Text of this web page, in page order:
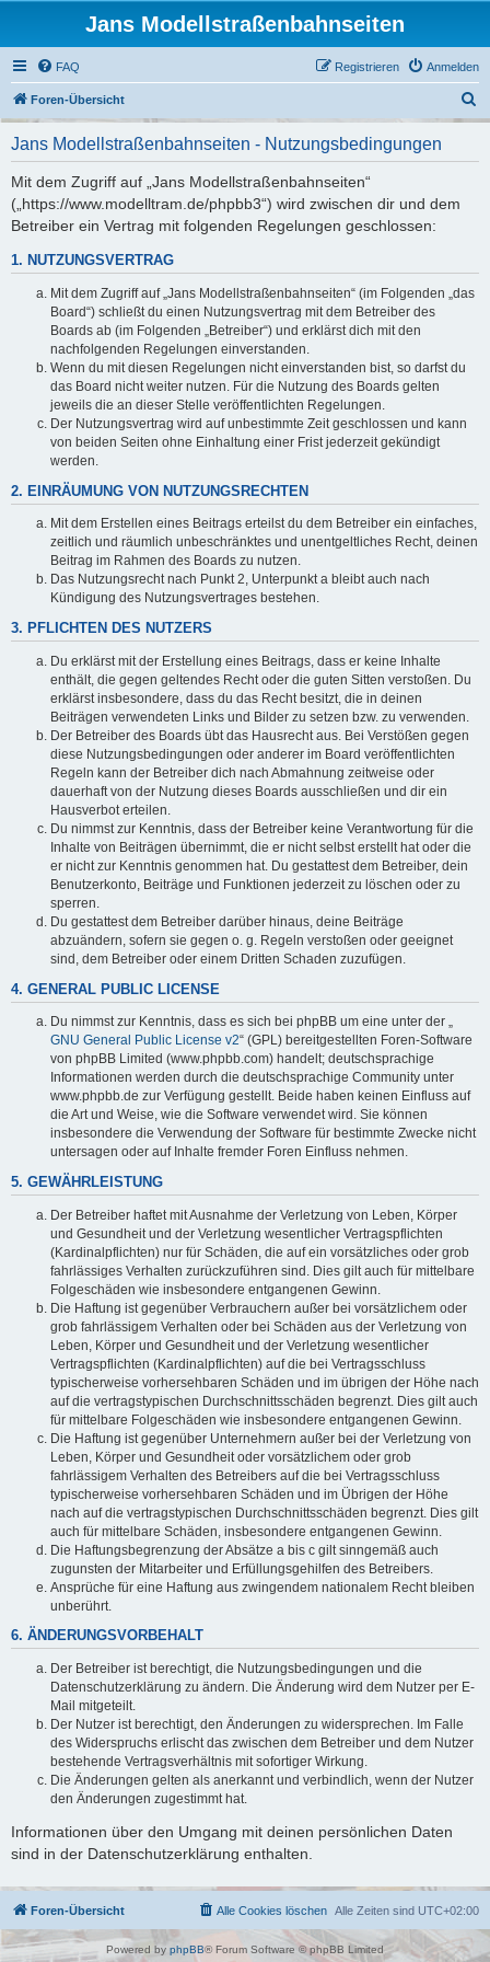
Jans Modellstraßenbahnseiten
FAQ Anmelden
Registrieren
Foren-Übersicht
u
Jans Modellstraßenbahnseiten - Nutzungsbedingungen
Mit dem Zugriff auf „Jans Modellstraßenbahnseiten“
(„https://www.modelltram.de/phpbb3“) wird zwischen dir und dem
Betreiber ein Vertrag mit folgenden Regelungen geschlossen:
1. NUTZUNGSVERTRAG
Mit dem Zugriff auf „Jans Modellstraßenbahnseiten“ (im Folgenden „das
Board“) schließt du einen Nutzungsvertrag mit dem Betreiber des
Boards ab (im Folgenden „Betreiber“) und erklärst dich mit den
nachfolgenden Regelungen einverstanden.
Wenn du mit diesen Regelungen nicht einverstanden bist, so darfst du
das Board nicht weiter nutzen. Für die Nutzung des Boards gelten
jeweils die an dieser Stelle veröffentlichten Regelungen.
Der Nutzungsvertrag wird auf unbestimmte Zeit geschlossen und kann
von beiden Seiten ohne Einhaltung einer Frist jederzeit gekündigt
werden.
2. EINRÄUMUNG VON NUTZUNGSRECHTEN
Mit dem Erstellen eines Beitrags erteilst du dem Betreiber ein einfaches,
zeitlich und räumlich unbeschränktes und unentgeltliches Recht, deinen
Beitrag im Rahmen des Boards zu nutzen.
Das Nutzungsrecht nach Punkt 2, Unterpunkt a bleibt auch nach
Kündigung des Nutzungsvertrages bestehen.
3. PFLICHTEN DES NUTZERS
Du erklärst mit der Erstellung eines Beitrags, dass er keine Inhalte
enthält, die gegen geltendes Recht oder die guten Sitten verstoßen. Du
erklärst insbesondere, dass du das Recht besitzt, die in deinen
Beiträgen verwendeten Links und Bilder zu setzen bzw. zu verwenden.
Der Betreiber des Boards übt das Hausrecht aus. Bei Verstößen gegen
diese Nutzungsbedingungen oder anderer im Board veröffentlichten
Regeln kann der Betreiber dich nach Abmahnung zeitweise oder
dauerhaft von der Nutzung dieses Boards ausschließen und dir ein
Hausverbot erteilen.
Du nimmst zur Kenntnis, dass der Betreiber keine Verantwortung für die
Inhalte von Beiträgen übernimmt, die er nicht selbst erstellt hat oder die
er nicht zur Kenntnis genommen hat. Du gestattest dem Betreiber, dein
Benutzerkonto, Beiträge und Funktionen jederzeit zu löschen oder zu
sperren.
Du gestattest dem Betreiber darüber hinaus, deine Beiträge
abzuändern, sofern sie gegen o. g. Regeln verstoßen oder geeignet
sind, dem Betreiber oder einem Dritten Schaden zuzufügen.
4. GENERAL PUBLIC LICENSE
Du nimmst zur Kenntnis, dass es sich bei phpBB um eine unter der „
GNU General Public License v2“ (GPL) bereitgestellten Foren-Software
von phpBB Limited (www.phpbb.com) handelt; deutschsprachige
Informationen werden durch die deutschsprachige Community unter
www.phpbb.de zur Verfügung gestellt. Beide haben keinen Einfluss auf
die Art und Weise, wie die Software verwendet wird. Sie können
insbesondere die Verwendung der Software für bestimmte Zwecke nicht
untersagen oder auf Inhalte fremder Foren Einfluss nehmen.
5. GEWÄHRLEISTUNG
Der Betreiber haftet mit Ausnahme der Verletzung von Leben, Körper
und Gesundheit und der Verletzung wesentlicher Vertragspflichten
(Kardinalpflichten) nur für Schäden, die auf ein vorsätzliches oder grob
fahrlässiges Verhalten zurückzuführen sind. Dies gilt auch für mittelbare
Folgeschäden wie insbesondere entgangenen Gewinn.
Die Haftung ist gegenüber Verbrauchern außer bei vorsätzlichem oder
grob fahrlässigem Verhalten oder bei Schäden aus der Verletzung von
Leben, Körper und Gesundheit und der Verletzung wesentlicher
Vertragspflichten (Kardinalpflichten) auf die bei Vertragsschluss
typischerweise vorhersehbaren Schäden und im übrigen der Höhe nach
auf die vertragstypischen Durchschnittsschäden begrenzt. Dies gilt auch
für mittelbare Folgeschäden wie insbesondere entgangenen Gewinn.
Die Haftung ist gegenüber Unternehmern außer bei der Verletzung von
Leben, Körper und Gesundheit oder vorsätzlichem oder grob
fahrlässigem Verhalten des Betreibers auf die bei Vertragsschluss
typischerweise vorhersehbaren Schäden und im Übrigen der Höhe
nach auf die vertragstypischen Durchschnittsschäden begrenzt. Dies gilt
auch für mittelbare Schäden, insbesondere entgangenen Gewinn.
Die Haftungsbegrenzung der Absätze a bis c gilt sinngemäß auch
zugunsten der Mitarbeiter und Erfüllungsgehilfen des Betreibers.
Ansprüche für eine Haftung aus zwingendem nationalem Recht bleiben
unberührt.
6. ÄNDERUNGSVORBEHALT
Der Betreiber ist berechtigt, die Nutzungsbedingungen und die
Datenschutzerklärung zu ändern. Die Änderung wird dem Nutzer per E-
Mail mitgeteilt.
Der Nutzer ist berechtigt, den Änderungen zu widersprechen. Im Falle
des Widerspruchs erlischt das zwischen dem Betreiber und dem Nutzer
bestehende Vertragsverhältnis mit sofortiger Wirkung.
Die Änderungen gelten als anerkannt und verbindlich, wenn der Nutzer
den Änderungen zugestimmt hat.
Informationen über den Umgang mit deinen persönlichen Daten
sind in der Datenschutzerklärung enthalten.
Foren-Übersicht Alle Zeiten sind UTC+02:00
Alle Cookies löschen
Powered by phpBB® Forum Software © phpBB Limited